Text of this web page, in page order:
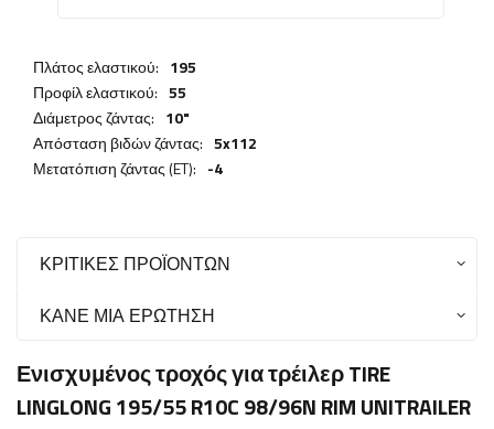
Πλάτος ελαστικού: 195
Προφίλ ελαστικού: 55
Διάμετρος ζάντας: 10"
Απόσταση βιδών ζάντας: 5x112
Μετατόπιση ζάντας (ET): -4
ΚΡΙΤΙΚΈΣ ΠΡΟΪΌΝΤΩΝ
ΚΆΝΕ ΜΙΑ ΕΡΏΤΗΣΗ
Ενισχυμένος τροχός για τρέιλερ TIRE
LINGLONG 195/55 R10C 98/96N RIM UNITRAILER